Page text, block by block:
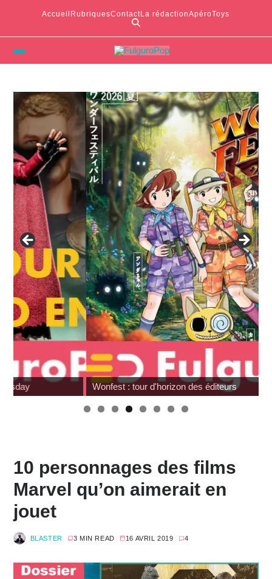
Accueil RubriquesContactLa rédactionApéroToys
Wonfest : tour d'horizon des éditeurs
10 personnages des films
Marvel qu’on aimerait en
jouet
BLASTER 3 MIN READ 16 AVRIL 2019 4